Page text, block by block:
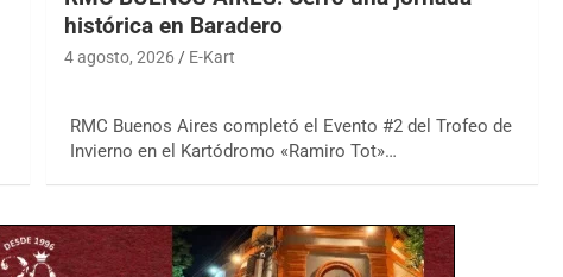
histórica en Baradero
4 agosto, 2026 E-Kart
RMC Buenos Aires completó el Evento #2 del Trofeo de
Invierno en el Kartódromo «Ramiro Tot»…